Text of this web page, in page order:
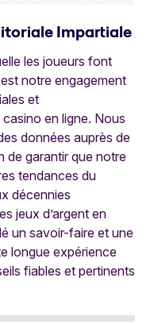
Impartiale
les joueurs font
notre engagement
et
en ligne. Nous
données auprès de
de garantir que notre
tendances du
décennies
jeux d’argent en
un savoir-faire et une
longue expérience
fiables et pertinents